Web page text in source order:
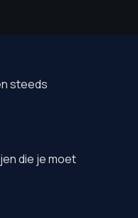
steeds
die je moet